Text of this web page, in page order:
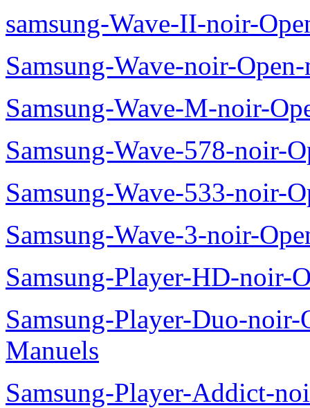
samsung-Wave-II-noir-
Samsung-Wave-noir-
Samsung-Wave-M-noir-
Samsung-Wave-578-noir-
Samsung-Wave-533-noir-
Samsung-Wave-3-noir-
Samsung-Player-HD-noir-
Samsung-Player-Duo-
Manuels
Samsung-Player-Addict-